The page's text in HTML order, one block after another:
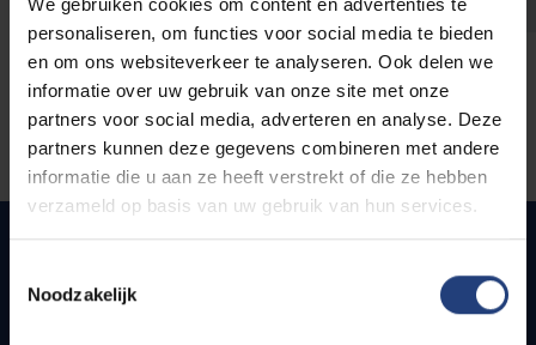
personaliseren, om functies voor social media te bieden
en om ons websiteverkeer te analyseren. Ook delen we
informatie over uw gebruik van onze site met onze
partners voor social media, adverteren en analyse. Deze
partners kunnen deze gegevens combineren met andere
informatie die u aan ze heeft verstrekt of die ze hebben
verzameld op basis van uw gebruik van hun services.
Noodzakelijk
Quick links